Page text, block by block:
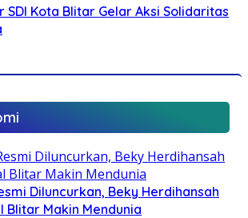
SDI Kota Blitar Gelar Aksi Solidaritas
Diluncurkan, Beky Herdihansah
Blitar Makin Mendunia